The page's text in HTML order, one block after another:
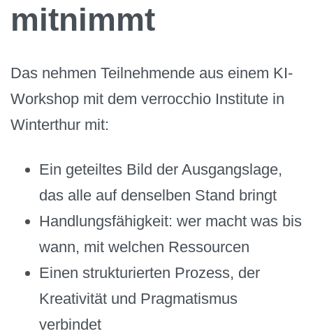
mitnimmt
Das nehmen Teilnehmende aus einem KI-
Workshop mit dem verrocchio Institute in
Winterthur mit:
Ein geteiltes Bild der Ausgangslage,
das alle auf denselben Stand bringt
Handlungsfähigkeit: wer macht was bis
wann, mit welchen Ressourcen
Einen strukturierten Prozess, der
Kreativität und Pragmatismus
verbindet